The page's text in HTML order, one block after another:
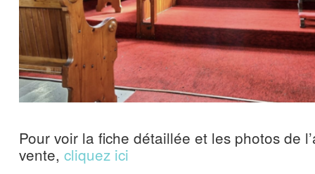
Pour voir la fiche détaillée et les photos de
vente, cliquez ici